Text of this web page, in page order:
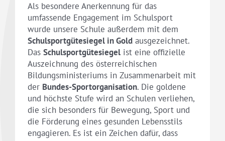
Als besondere Anerkennung für das
umfassende Engagement im Schulsport
wurde unsere Schule außerdem mit dem
Schulsportgütesiegel in Gold ausgezeichnet.
DasSchulsportgütesiegel ist eine offizielle
Auszeichnung des österreichischen
Bildungsministeriums in Zusammenarbeit mit
der Bundes-Sportorganisation. Die goldene
und höchste Stufe wird an Schulen verliehen,
die sich besonders für Bewegung, Sport und
die Förderung eines gesunden Lebensstils
engagieren. Es ist ein Zeichen dafür, dass